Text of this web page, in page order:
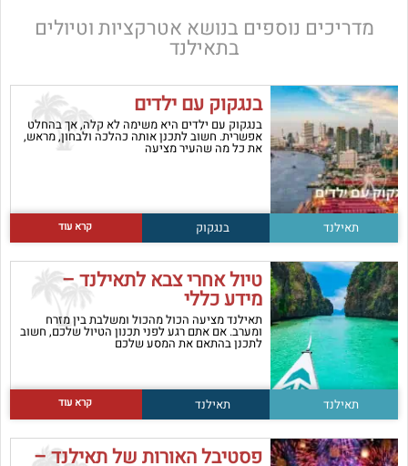
מדריכים נוספים בנושא אטרקציות וטיולים
בתאילנד
בנגקוק עם ילדים
בנגקוק עם ילדים היא משימה לא קלה, אך בהחלט
אפשרית. חשוב לתכנן אותה כהלכה ולבחון, מראש,
את כל מה שהעיר מציעה
תאילנד בנגקוק קרא עוד
טיול אחרי צבא לתאילנד –
מידע כללי
תאילנד מציעה הכול מהכול ומשלבת בין מזרח
ומערב. אם אתם רגע לפני תכנון הטיול שלכם, חשוב
לתכנן בהתאם את המסע שלכם
תאילנד תאילנד קרא עוד
פסטיבל האורות של תאילנד –